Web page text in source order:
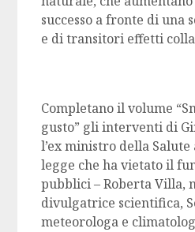
successo a fronte di una
e di transitori effetti
Completano il volume
gusto” gli interventi di
l’ex ministro della Salute
legge che ha vietato il
pubblici – Roberta Villa,
divulgatrice scientifica,
meteorologa e